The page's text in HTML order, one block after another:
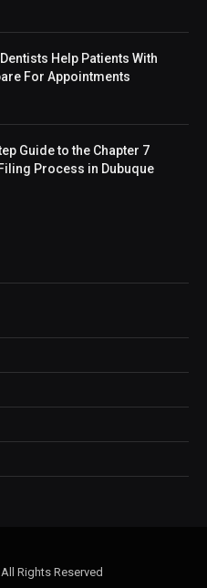
Help Patients With
For Appointments
Guide to the Chapter 7
Process in Dubuque
Rights Reserved